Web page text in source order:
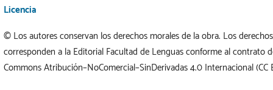
Licencia
© Los autores conservan los derechos morales de la obra. Los
corresponden a la Editorial Facultad de Lenguas conforme al contrato
Commons Atribución–NoComercial–SinDerivadas 4.0 Internacional (CC